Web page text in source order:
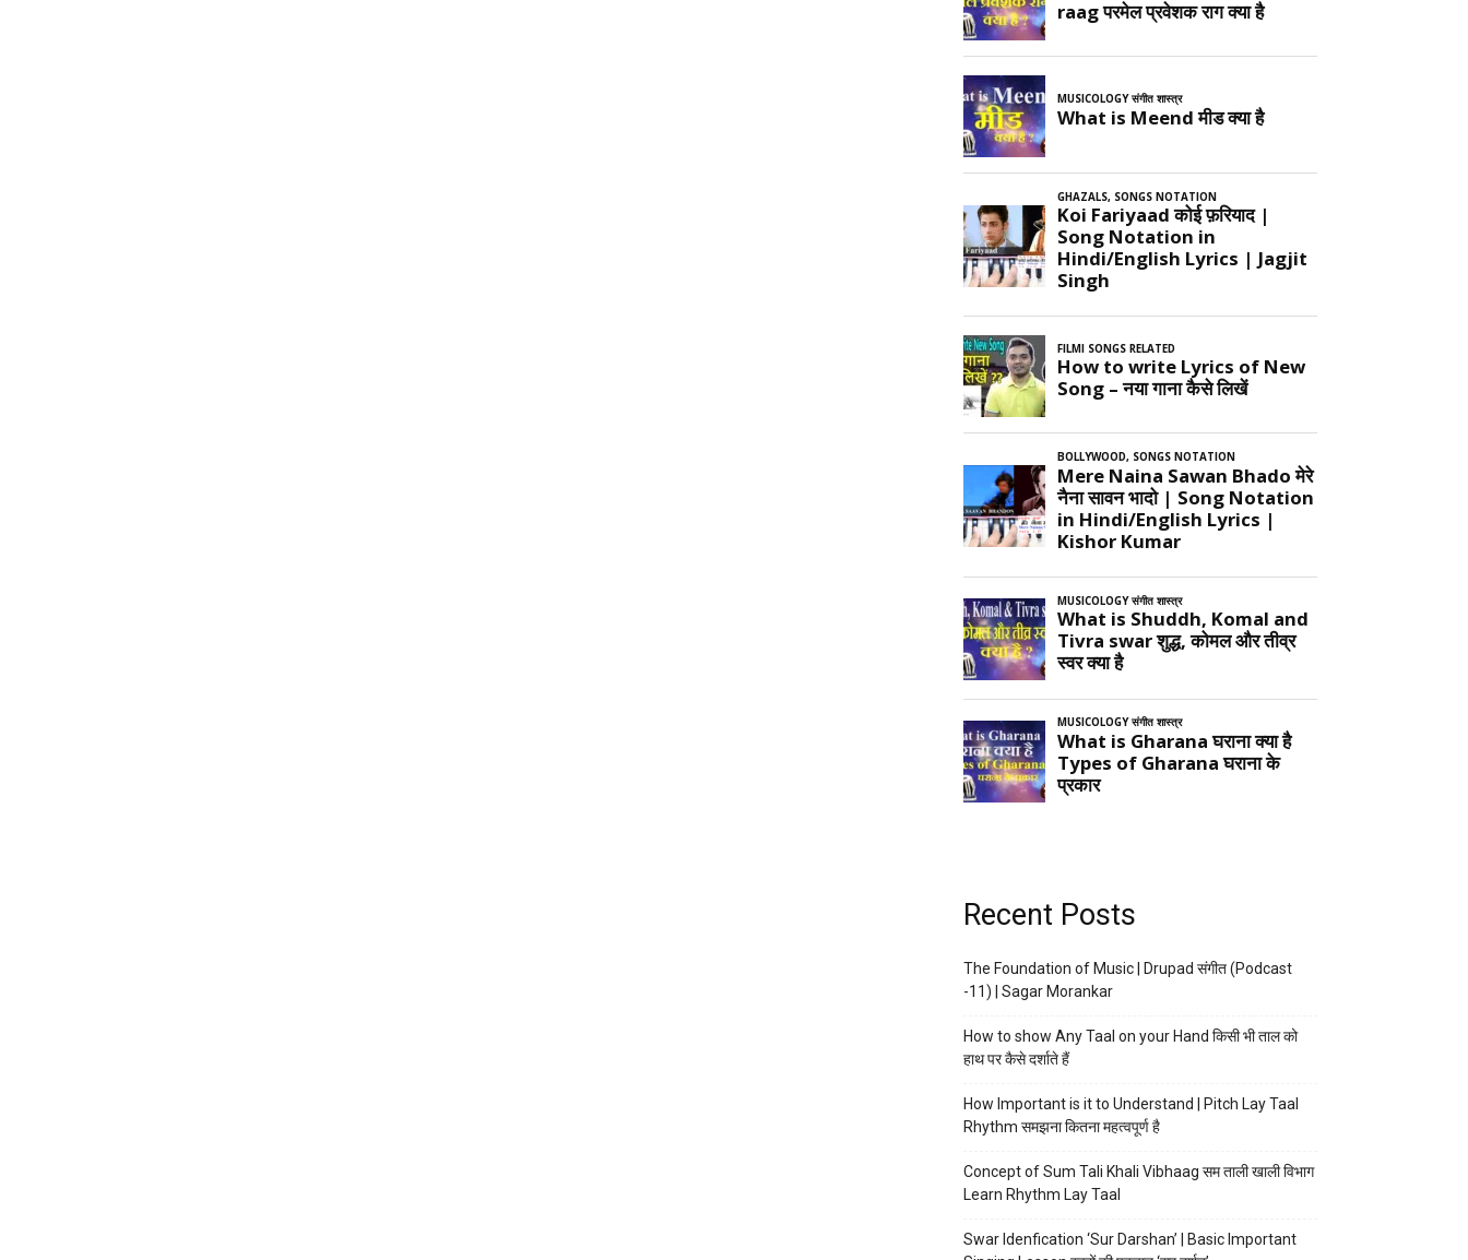
Recent Posts
The Foundation of Music | Drupad संगीत (Podcast
-11) | Sagar Morankar
How to show Any Taal on your Hand किसी भी ताल को
हाथ पर कैसे दर्शाते हैं
How Important is it to Understand | Pitch Lay Taal
Rhythm समझना कितना महत्वपूर्ण है
Concept of Sum Tali Khali Vibhaag सम ताली खाली विभाग
Learn Rhythm Lay Taal
Swar Idenfication ‘Sur Darshan’ | Basic Important